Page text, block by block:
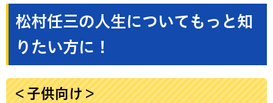
松村任三の人生についてもっと知
りたい方に！
＜子供向け＞